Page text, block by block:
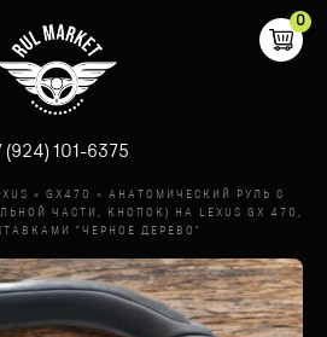
(924) 101-6375
0
» GX470 »
АНАТОМИЧЕСКИЙ РУЛЬ С
ЧАСТИ, КНОПОК) НА LEXUS GX 470,
"ЧЕРНОЕ ДЕРЕВО"